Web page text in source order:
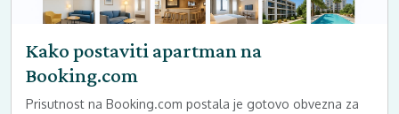
Kako postaviti apartman na
Booking.com
Prisutnost na Booking.com postala je gotovo obvezna za